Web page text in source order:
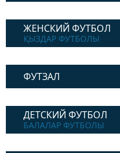
ЖЕНСКИЙ ФУТБОЛ
ҚЫЗДАР ФУТБОЛЫ
ФУТЗАЛ
ДЕТСКИЙ ФУТБОЛ
БАЛАЛАР ФУТБОЛЫ